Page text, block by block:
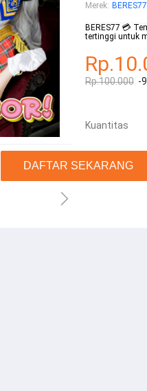
DAFTAR SEKARANG
Merek: BERES77
BERES77 💳
tertinggi untuk
Rp.100.000 -
Kuantitas